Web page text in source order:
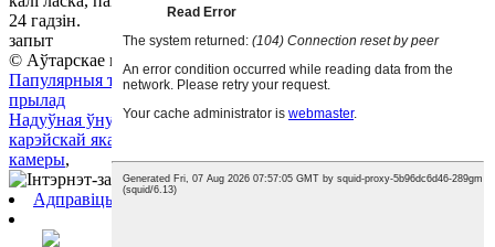
24 гадзін.
запыт
© Аўтарскае права - 2010-2019: Усе правы абаронены.
Папулярныя тавары- Мапа сайта-AMP для мабільных
прылад
Надуўная ўнутраная камера,Вентыль унутры камеры
карэйскай якасці
камеры,
Адправіць электронны ліст